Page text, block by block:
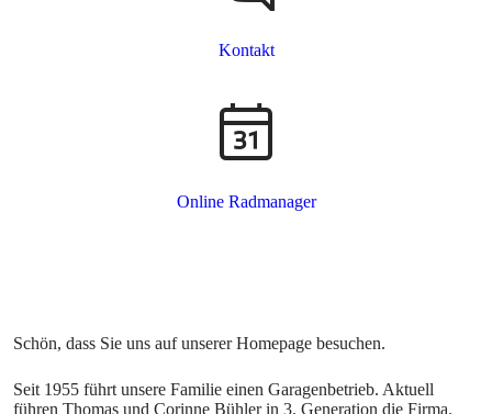
Seit 1955 führt unsere Familie einen Garagenbetrieb. Aktuell
führen Thomas und Corinne Bühler in 3. Generation die Firma.